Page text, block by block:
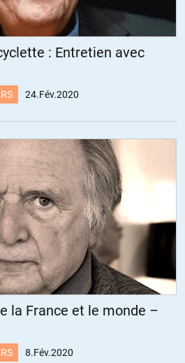
: Entretien avec
24.Fév.2020
la France et le monde –
8.Fév.2020